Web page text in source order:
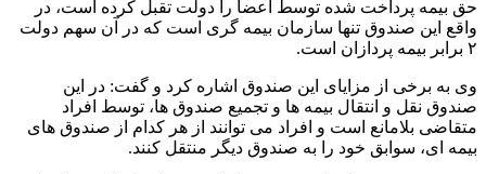
حق بیمه پرداخت شده توسط اعضا را دولت تقبل کرده است، در
واقع این صندوق تنها سازمان بیمه گری است که در آن سهم دولت
۲ برابر بیمه پردازان است.
وی به برخی از مزایای این صندوق اشاره کرد و گفت: در این
صندوق نقل و انتقال بیمه ها و تجمیع صندوق ها، توسط افراد
متقاضی بلامانع است و افراد می توانند از هر کدام از صندوق های
بیمه ای، سوابق خود را به صندوق دیگر منتقل کنند.